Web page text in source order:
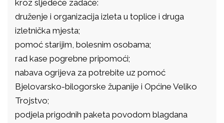
kroz sljedeće zadaće:
druženje i organizacija izleta u toplice i druga
izletnička mjesta;
pomoć starijim, bolesnim osobama;
rad kase pogrebne pripomoći;
nabava ogrijeva za potrebite uz pomoć
Bjelovarsko-bilogorske županije i Općine Veliko
Trojstvo;
podjela prigodnih paketa povodom blagdana